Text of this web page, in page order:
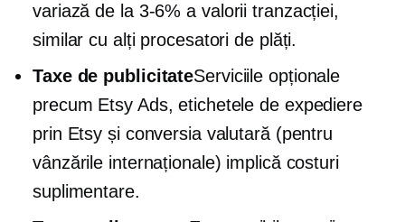
variază de la 3-6% a valorii tranzacției,
similar cu alți procesatori de plăți.
Taxe de publicitateServiciile opționale
precum Etsy Ads, etichetele de expediere
prin Etsy și conversia valutară (pentru
vânzările internaționale) implică costuri
suplimentare.